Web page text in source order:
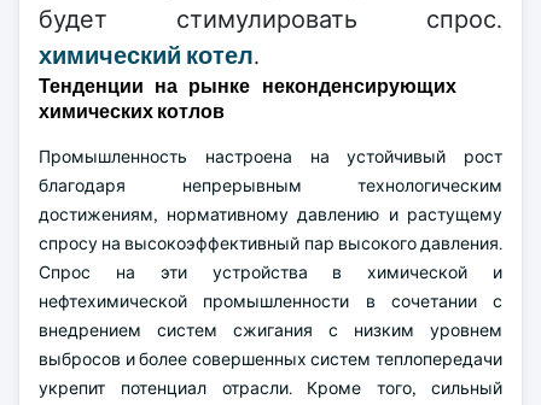
будет стимулировать спрос.
химический котел.
Тенденции на рынке неконденсирующих
химических котлов
Промышленность настроена на устойчивый рост
благодаря непрерывным технологическим
достижениям, нормативному давлению и растущему
спросу на высокоэффективный пар высокого давления.
Спрос на эти устройства в химической и
нефтехимической промышленности в сочетании с
внедрением систем сжигания с низким уровнем
выбросов и более совершенных систем теплопередачи
укрепит потенциал отрасли. Кроме того, сильный